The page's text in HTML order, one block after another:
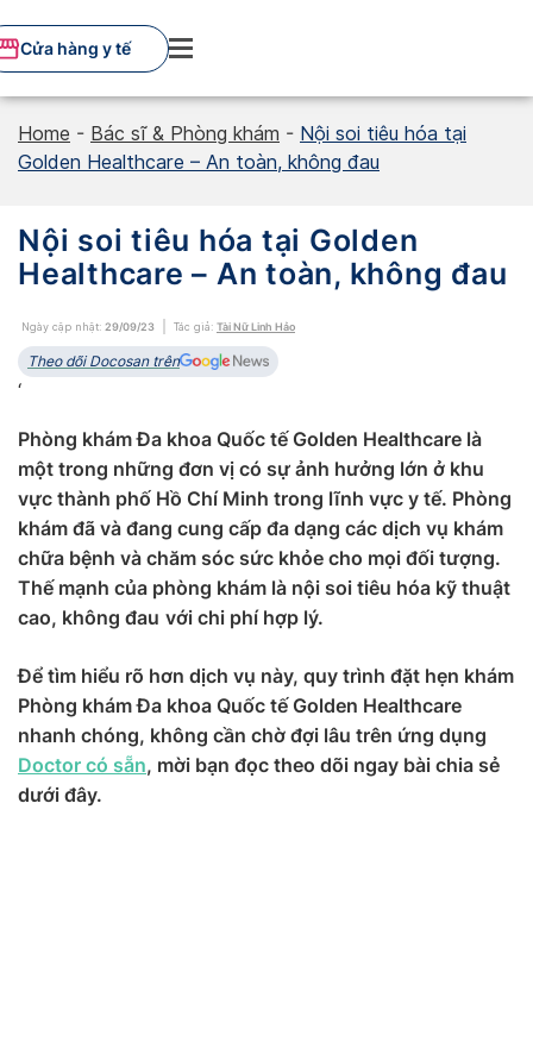
to
content
Cửa hàng y tế
Home - Bác sĩ & Phòng khám - Nội soi tiêu hóa tại
Golden Healthcare – An toàn, không đau
Nội soi tiêu hóa tại Golden
Healthcare – An toàn, không đau
Ngày cập nhật: 29/09/23 Tác giả: Tài Nữ Linh Hảo
Theo dõi Docosan trên
‘
Phòng khám Đa khoa Quốc tế Golden Healthcare là
một trong những đơn vị có sự ảnh hưởng lớn ở khu
vực thành phố Hồ Chí Minh trong lĩnh vực y tế. Phòng
khám đã và đang cung cấp đa dạng các dịch vụ khám
chữa bệnh và chăm sóc sức khỏe cho mọi đối tượng.
Thế mạnh của phòng khám là nội soi tiêu hóa kỹ thuật
cao, không đau với chi phí hợp lý.
Để tìm hiểu rõ hơn dịch vụ này, quy trình đặt hẹn khám
Phòng khám Đa khoa Quốc tế Golden Healthcare
nhanh chóng, không cần chờ đợi lâu trên ứng dụng
Doctor có sẵn, mời bạn đọc theo dõi ngay bài chia sẻ
dưới đây.